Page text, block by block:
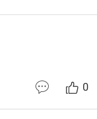
0